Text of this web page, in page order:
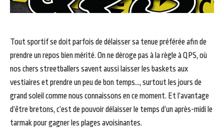
Tout sportif se doit parfois de délaisser sa tenue préférée afin de
prendre un repos bien mérité. On ne déroge pas à la règle à QPS, où
nos chers streetballers savent aussi laisser les baskets aux
vestiaires et prendre un peu de bon temps…, surtout les jours de
grand soleil comme nous connaissons en ce moment. Et l’avantage
d’être bretons, c’est de pouvoir délaisser le temps d’un après-midi le
tarmak pour gagner les plages avoisinantes.